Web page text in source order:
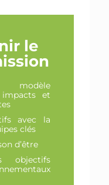
le
impacts et
avec la
clés
d’être
objectifs